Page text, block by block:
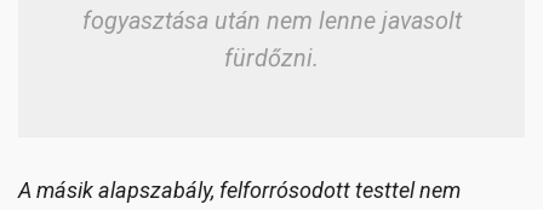
fogyasztása után nem lenne javasolt
fürdőzni.
A másik alapszabály, felforrósodott testtel nem